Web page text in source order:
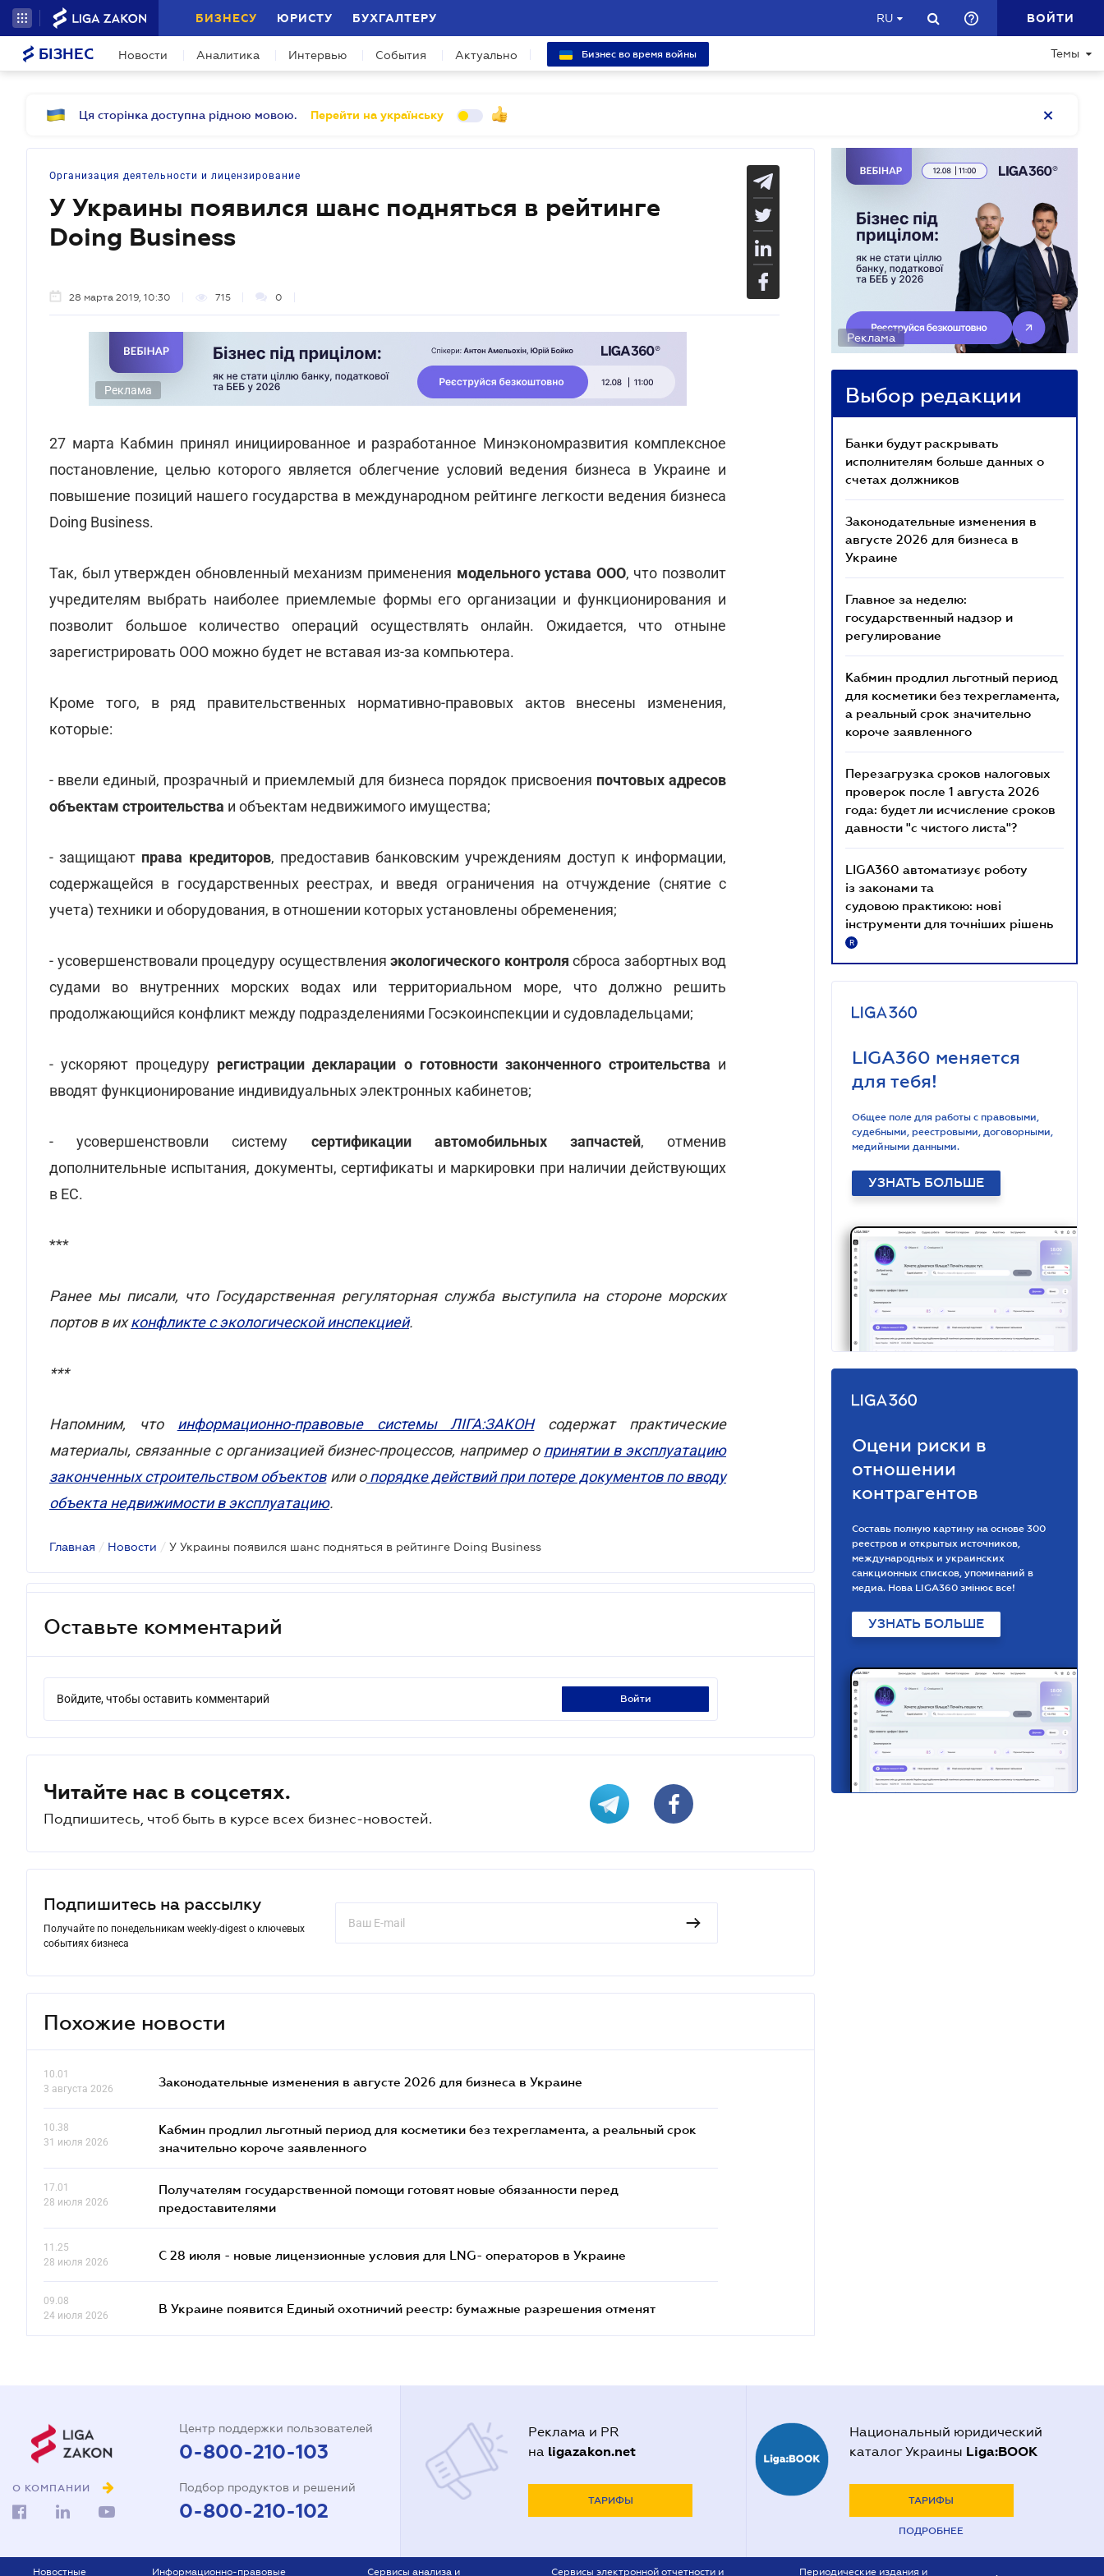
БИЗНЕСУ ЮРИСТУ БУХГАЛТЕРУ RU ВОЙТИ
БІЗНЕС Новости Аналитика Интервью События Актуально Бизнес во время войны Темы
Ця сторінка доступна рідною мовою. Перейти на українську
Организация деятельности и лицензирование
У Украины появился шанс подняться в рейтинге
Doing Business
28 марта 2019, 10:30 715 0
Реклама
27 марта Кабмин принял инициированное и разработанное Минэкономразвития комплексное
постановление, целью которого является облегчение условий ведения бизнеса в Украине и
повышение позиций нашего государства в международном рейтинге легкости ведения бизнеса
Doing Business.
Так, был утвержден обновленный механизм применения модельного устава ООО, что позволит
учредителям выбрать наиболее приемлемые формы его организации и функционирования и
позволит большое количество операций осуществлять онлайн. Ожидается, что отныне
зарегистрировать ООО можно будет не вставая из-за компьютера.
Кроме того, в ряд правительственных нормативно-правовых актов внесены изменения,
которые:
- ввели единый, прозрачный и приемлемый для бизнеса порядок присвоения почтовых адресов
объектам строительства и объектам недвижимого имущества;
- защищают права кредиторов, предоставив банковским учреждениям доступ к информации,
содержащейся в государственных реестрах, и введя ограничения на отчуждение (снятие с
учета) техники и оборудования, в отношении которых установлены обременения;
- усовершенствовали процедуру осуществления экологического контроля сброса забортных вод
судами во внутренних морских водах или территориальном море, что должно решить
продолжающийся конфликт между подразделениями Госэкоинспекции и судовладельцами;
- ускоряют процедуру регистрации декларации о готовности законченного строительства и
вводят функционирование индивидуальных электронных кабинетов;
- усовершенствовли систему сертификации автомобильных запчастей, отменив
дополнительные испытания, документы, сертификаты и маркировки при наличии действующих
в ЕС.
***
Ранее мы писали, что Государственная регуляторная служба выступила на стороне морских
портов в ихконфликте с экологической инспекцией.
***
Напомним, что информационно-правовые системы ЛІГА:ЗАКОНсодержат практические
материалы, связанные с организацией бизнес-процессов, например о принятии в эксплуатацию
законченных строительством объектовили опорядке действий при потере документов по вводу
объекта недвижимости в эксплуатацию.
Главная / Новости / У Украины появился шанс подняться в рейтинге Doing Business
Оставьте комментарий
Войдите, чтобы оставить комментарий войти
Читайте нас в соцсетях.
Подпишитесь, чтоб быть в курсе всех бизнес-новостей.
Подпишитесь на рассылку
Получайте по понедельникам weekly-digest о ключевых
событиях бизнеса
Похожие новости
10.01
3 августа 2026
Законодательные изменения в августе 2026 для бизнеса в Украине
10.38
31 июля 2026
Кабмин продлил льготный период для косметики без техрегламента, а реальный срок
значительно короче заявленного
17.01
28 июля 2026
Получателям государственной помощи готовят новые обязанности перед
предоставителями
11.25
28 июля 2026
С 28 июля - новые лицензионные условия для LNG- операторов в Украине
09.08
24 июля 2026
В Украине появится Единый охотничий реестр: бумажные разрешения отменят
Реклама
Выбор редакции
Банки будут раскрывать
исполнителям больше данных о
счетах должников
Законодательные изменения в
августе 2026 для бизнеса в
Украине
Главное за неделю:
государственный надзор и
регулирование
Кабмин продлил льготный период
для косметики без техрегламента,
а реальный срок значительно
короче заявленного
Перезагрузка сроков налоговых
проверок после 1 августа 2026
года: будет ли исчисление сроков
давности "с чистого листа"?
LIGA360 автоматизує роботу
із законами та
судовою практикою: нові
інструменти для точніших рішень
R
LIGA360 меняется
для тебя!
Общее поле для работы с правовыми,
судебными, реестровыми, договорными,
медийными данными.
УЗНАТЬ БОЛЬШЕ
Оцени риски в
отношении
контрагентов
Составь полную картину на основе 300
реестров и открытых источников,
международных и украинских
санкционных списков, упоминаний в
медиа. Нова LIGA360 змінює все!
УЗНАТЬ БОЛЬШЕ
О КОМПАНИИ
Центр поддержки пользователей
0-800-210-103
Подбор продуктов и решений
0-800-210-102
Реклама и PR
на ligazakon.net
ТАРИФЫ
Национальный юридический
каталог Украины Liga:BOOK
ТАРИФЫ
ПОДРОБНЕЕ
Новостные Информационно-правовые Сервисы анализа и Сервисы электронной отчетности и Периодические издания и